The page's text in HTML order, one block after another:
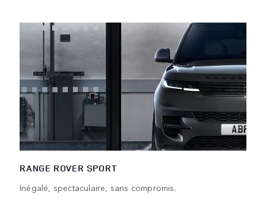
RANGE ROVER SPORT
Inégalé, spectaculaire, sans compromis.